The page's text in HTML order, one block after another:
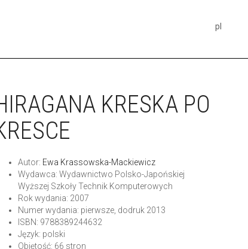
pl
KRESKA PO
Autor: Ewa Krassowska-Mackiewicz
Wydawca: Wydawnictwo Polsko-Japońskiej
Wyższej Szkoły Technik Komputerowych
Rok wydania: 2007
Numer wydania: pierwsze, dodruk 2013
ISBN: 9788389244632
Język: polski
Objętość: 66 stron